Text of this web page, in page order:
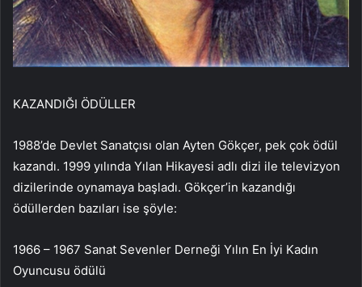
KAZANDIĞI ÖDÜLLER
1988’de Devlet Sanatçısı olan Ayten Gökçer, pek çok ödül
kazandı. 1999 yılında Yılan Hikayesi adlı dizi ile televizyon
dizilerinde oynamaya başladı. Gökçer’in kazandığı
ödüllerden bazıları ise şöyle:
1966 – 1967 Sanat Sevenler Derneği Yılın En İyi Kadın
Oyuncusu ödülü